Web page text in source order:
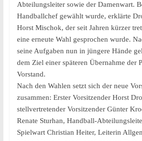
Abteilungsleiter sowie der Damenwart.
Handballchef gewählt wurde, erklärte
Horst Mischok, der seit Jahren kürzer
eine erneute Wahl gesprochen wurde.
seine Aufgaben nun in jüngere Hände
dem Ziel einer späteren Übernahme der
Vorstand.
Nach den Wahlen setzt sich der neue
zusammen: Erster Vorsitzender Horst
stellvertretender Vorsitzender Günter
Renate Sturhan, Handball-
Spielwart Christian Heiter, Leiterin